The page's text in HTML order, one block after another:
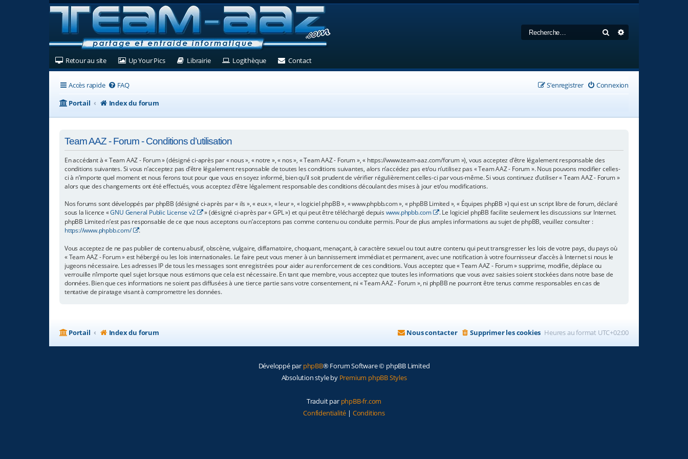
Rechercher
Retour au site(Ouvre un nouvel onglet)
Up Your Pics(Ouvre un nouvel onglet)
Librairie(Ouvre un nouvel onglet)
Logithèque(Ouvre un nouvel onglet)
Contact(Ouvre un nouvel onglet)
Accès rapide FAQ Connexion
S’enregistrer
Portail
Index du forum
Team AAZ - Forum - Conditions d’utilisation
En accédant à « Team AAZ - Forum » (désigné ci-après par « nous », « notre », « nos », « Team AAZ - Forum », « https://www.team-aaz.com/forum »), vous acceptez d’être légalement responsable des
conditions suivantes. Si vous n’acceptez pas d’être légalement responsable de toutes les conditions suivantes, alors n’accédez pas et/ou n’utilisez pas « Team AAZ - Forum ». Nous pouvons modifier celles-
ci à n’importe quel moment et nous ferons tout pour que vous en soyez informé, bien qu’il soit prudent de vérifier régulièrement celles-ci par vous-même. Si vous continuez d’utiliser « Team AAZ - Forum »
alors que des changements ont été effectués, vous acceptez d’être légalement responsable des conditions découlant des mises à jour et/ou modifications.
Nos forums sont développés par phpBB (désigné ci-après par « ils », « eux », « leur », « logiciel phpBB », « www.phpbb.com », « phpBB Limited », « Équipes phpBB ») qui est un script libre de forum, déclaré
sous la licence «GNU General Public License v2 » (désigné ci-après par « GPL ») et qui peut être téléchargé depuis www.phpbb.com
. Le logiciel phpBB facilite seulement les discussions sur Internet.
phpBB Limited n’est pas responsable de ce que nous acceptons ou n’acceptons pas comme contenu ou conduite permis. Pour de plus amples informations au sujet de phpBB, veuillez consulter :
https://www.phpbb.com/
.
Vous acceptez de ne pas publier de contenu abusif, obscène, vulgaire, diffamatoire, choquant, menaçant, à caractère sexuel ou tout autre contenu qui peut transgresser les lois de votre pays, du pays où
« Team AAZ - Forum » est hébergé ou les lois internationales. Le faire peut vous mener à un bannissement immédiat et permanent, avec une notification à votre fournisseur d’accès à Internet si nous le
jugeons nécessaire. Les adresses IP de tous les messages sont enregistrées pour aider au renforcement de ces conditions. Vous acceptez que « Team AAZ - Forum » supprime, modifie, déplace ou
verrouille n’importe quel sujet lorsque nous estimons que cela est nécessaire. En tant que membre, vous acceptez que toutes les informations que vous avez saisies soient stockées dans notre base de
données. Bien que ces informations ne soient pas diffusées à une tierce partie sans votre consentement, ni « Team AAZ - Forum », ni phpBB ne pourront être tenus comme responsables en cas de
tentative de piratage visant à compromettre les données.
Portail Index du forum Heures au format UTC+02:00
Supprimer les cookies
Nous contacter
Développé par phpBB® Forum Software © phpBB Limited
Absolution style by Premium phpBB Styles
Traduit par phpBB-fr.com
Confidentialité | Conditions